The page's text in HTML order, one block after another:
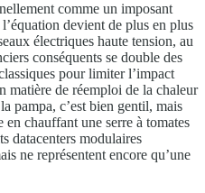
comme un imposant
devient de plus en plus
électriques haute tension, au
conséquents se double des
pour limiter l’impact
matière de réemploi de la chaleur
pampa, c’est bien gentil, mais
en chauffant une serre à tomates
datacenters modulaires
ne représentent encore qu’une